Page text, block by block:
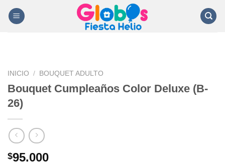
INICIO / BOUQUET ADULTO
Bouquet Cumpleaños Color Deluxe (B-
26)
$95.000